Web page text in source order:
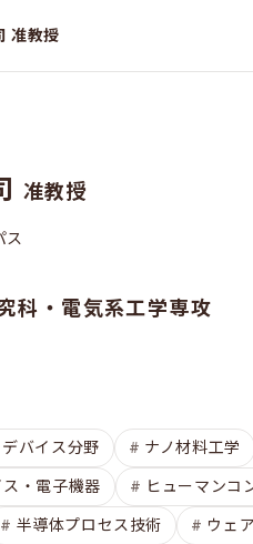
准教授
准教授
ス
科・電気系工学専攻
バイス分野 ナノ材料工学
・電子機器
ヒューマンコ
半導体プロセス技術
ウェ